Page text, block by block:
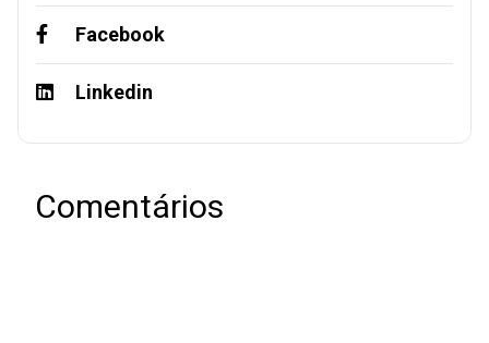
Facebook
Linkedin
Comentários